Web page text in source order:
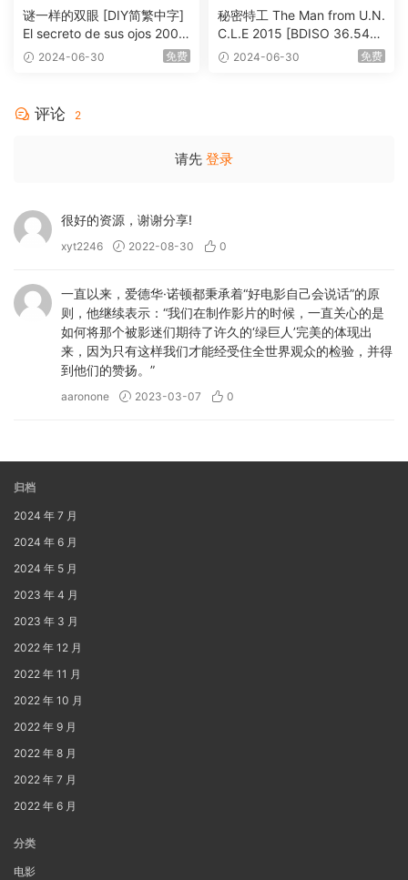
谜一样的双眼 [DIY简繁中字]
El secreto de sus ojos 2009
1080p Blu-ray AVC DTS-HD
2024-06-30 免费
秘密特工 The Man from U.N.
C.L.E 2015 [BDISO 36.54G
B] 2024-06-30 免费
评论 2
请先 登录
很好的资源，谢谢分享!
xyt2246 2022-08-30 0
一直以来，爱德华·诺顿都秉承着“好电影自己会说话”的原
则，他继续表示：“我们在制作影片的时候，一直关心的是
如何将那个被影迷们期待了许久的‘绿巨人’完美的体现出
来，因为只有这样我们才能经受住全世界观众的检验，并得
到他们的赞扬。”
aaronone 2023-03-07 0
归档
2024 年 7 月
2024 年 6 月
2024 年 5 月
2023 年 4 月
2023 年 3 月
2022 年 12 月
2022 年 11 月
2022 年 10 月
2022 年 9 月
2022 年 8 月
2022 年 7 月
2022 年 6 月
分类
电影